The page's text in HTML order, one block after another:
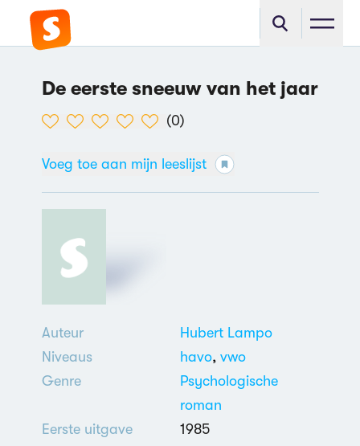
De eerste sneeuw van het jaar
(0)
Voeg toe aan mijn leeslijst
Auteur
Hubert Lampo
Niveaus
havo, vwo
Genre
Psychologische
roman
Eerste uitgave
1985